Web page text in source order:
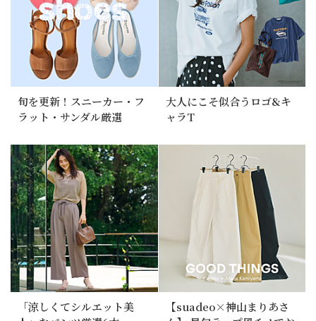
旬を更新！スニーカー・フ
ラット・サンダル厳選
大人にこそ似合うロゴ&キ
ャラT
「涼しくてシルエット美
【suadeo×神山まりあさ